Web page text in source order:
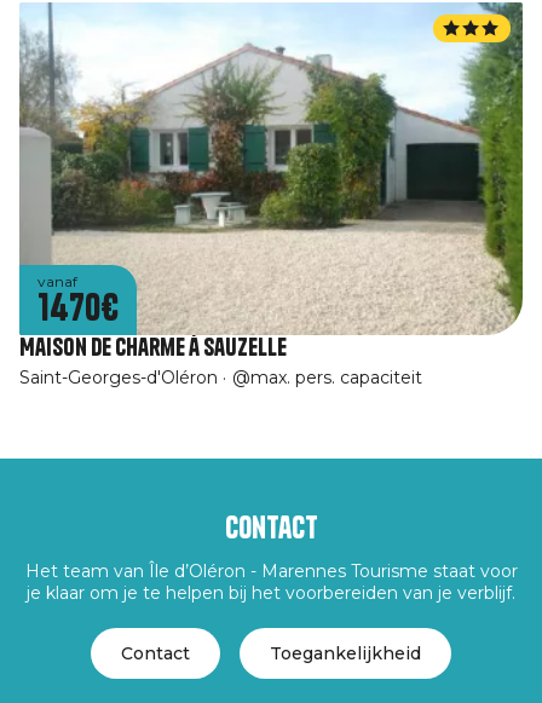
vanaf
1470€
Maison de Charme à Sauzelle
Saint-Georges-d'Oléron @max. pers. capaciteit
Contact
Het team van Île d’Oléron - Marennes Tourisme staat voor
je klaar om je te helpen bij het voorbereiden van je verblijf.
Contact Toegankelijkheid